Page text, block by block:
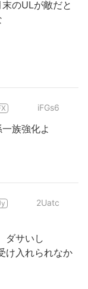
のULが敵だと
iFGs6
族強化よ
2Uatc
ダサいし
け入れられなか